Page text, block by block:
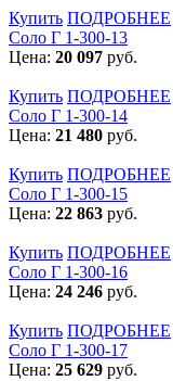
Купить ПОДРОБНЕЕ
Соло Г 1-300-13
Цена: 20 097 руб.
Купить ПОДРОБНЕЕ
Соло Г 1-300-14
Цена: 21 480 руб.
Купить ПОДРОБНЕЕ
Соло Г 1-300-15
Цена: 22 863 руб.
Купить ПОДРОБНЕЕ
Соло Г 1-300-16
Цена: 24 246 руб.
Купить ПОДРОБНЕЕ
Соло Г 1-300-17
Цена: 25 629 руб.